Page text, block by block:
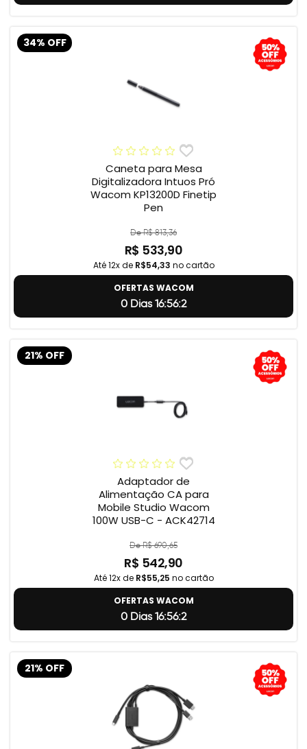
34% OFF
Caneta para Mesa
Digitalizadora Intuos Pró
Wacom KP13200D Finetip
Pen
De R$ 813,36
R$ 533,90
Até 12x de R$54,33 no cartão
OFERTAS WACOM
0 Dias 16:56:1
21% OFF
Adaptador de
Alimentação CA para
Mobile Studio Wacom
100W USB-C - ACK42714
De R$ 690,65
R$ 542,90
Até 12x de R$55,25 no cartão
OFERTAS WACOM
0 Dias 16:56:1
21% OFF